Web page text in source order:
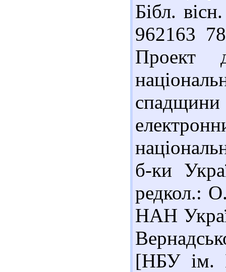
Бібл.
962163
Проект
б-ки
редкол.:
НАН
[НБУ ім.